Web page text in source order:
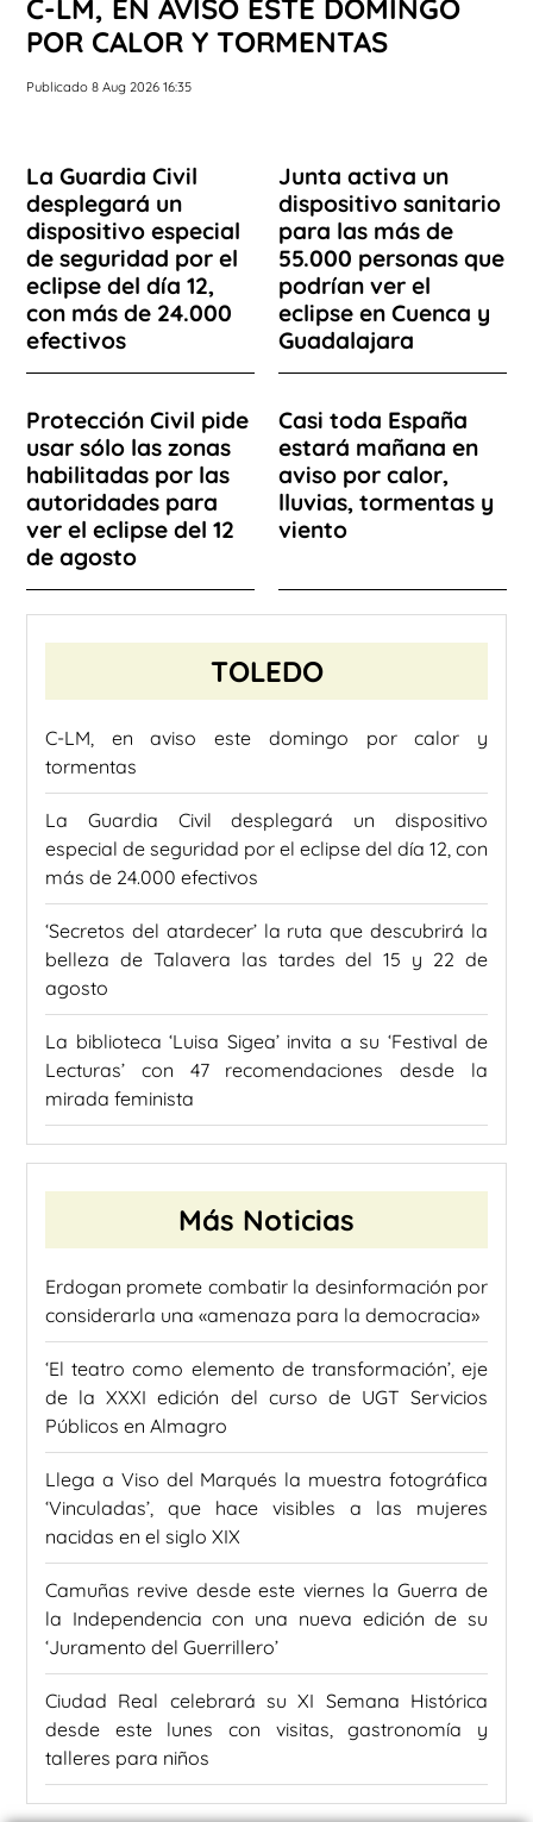
C-LM, EN AVISO ESTE DOMINGO
POR CALOR Y TORMENTAS
Publicado 8 Aug 2026 16:35
La Guardia Civil
desplegará un
dispositivo especial
de seguridad por el
eclipse del día 12,
con más de 24.000
efectivos
Junta activa un
dispositivo sanitario
para las más de
55.000 personas que
podrían ver el
eclipse en Cuenca y
Guadalajara
Protección Civil pide
usar sólo las zonas
habilitadas por las
autoridades para
ver el eclipse del 12
de agosto
Casi toda España
estará mañana en
aviso por calor,
lluvias, tormentas y
viento
TOLEDO
C-LM, en aviso este domingo por calor y
tormentas
La Guardia Civil desplegará un dispositivo
especial de seguridad por el eclipse del día 12, con
más de 24.000 efectivos
‘Secretos del atardecer’ la ruta que descubrirá la
belleza de Talavera las tardes del 15 y 22 de
agosto
La biblioteca ‘Luisa Sigea’ invita a su ‘Festival de
Lecturas’ con 47 recomendaciones desde la
mirada feminista
Más Noticias
Erdogan promete combatir la desinformación por
considerarla una «amenaza para la democracia»
‘El teatro como elemento de transformación’, eje
de la XXXI edición del curso de UGT Servicios
Públicos en Almagro
Llega a Viso del Marqués la muestra fotográfica
‘Vinculadas’, que hace visibles a las mujeres
nacidas en el siglo XIX
Camuñas revive desde este viernes la Guerra de
la Independencia con una nueva edición de su
‘Juramento del Guerrillero’
Ciudad Real celebrará su XI Semana Histórica
desde este lunes con visitas, gastronomía y
talleres para niños